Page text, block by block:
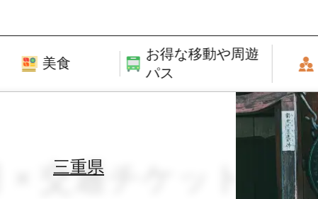
美食
お得な移動や周遊
パス
三重県
× 交通チケット・